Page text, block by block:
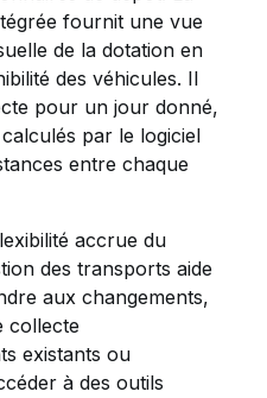
fournit une vue
de la dotation en
des véhicules. Il
pour un jour donné,
par le logiciel
entre chaque
accrue du
des transports aide
aux changements,
collecte
existants ou
à des outils